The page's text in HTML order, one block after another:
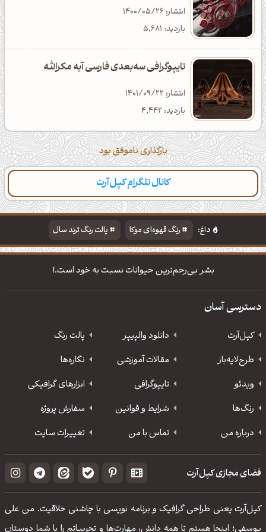
انتشار: 1400/05/26
بازدید: 5,681
تایپوگرافی سه‌بعدی فارسی آیه مکرالله
انتشار: 1401/09/22
بازدید: 4,442
بارگذاری ناموفق بود
کانال تلگرام کپل‌آرت
داغ: رنگ قهوه‌ای موکا
پالت رنگ ترند سال
دانلود والپیپر مذهبی
تایپوگرافی شعر مولانا
بشر بی‌رحم‌ترین حیوانات نسبت به خود است.!
دسترسی آسان
کپل‌آرت دانلود‌ والپیپر
پالت رنگ
طرح‌لایه‌باز
مقالات آموزشی
نگاره‌ها
ویدئو
‌تایپوگرافی
ابزارهای گرافیکی
رنگ‌ها
شرایط و قوانین
سفارش پروژه
درباره من
تماس با من تغییرات سایت
فضای مجازی کپل‌آرت
کپل‌آرت یعنی طراحی گرافیک و برنامه نویسی با چاشنی خلاقیت. من علی